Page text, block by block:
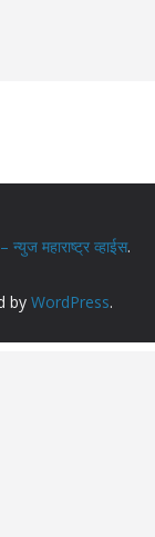
महाराष्ट्र व्हाईस.
by WordPress.